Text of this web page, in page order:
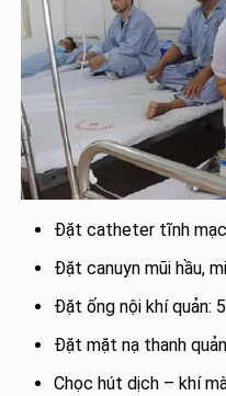
Đặt catheter tĩnh
Đặt canuyn mũi hầu,
Đặt ống nội khí quản:
Đặt mặt nạ thanh
Chọc hút dịch – khí